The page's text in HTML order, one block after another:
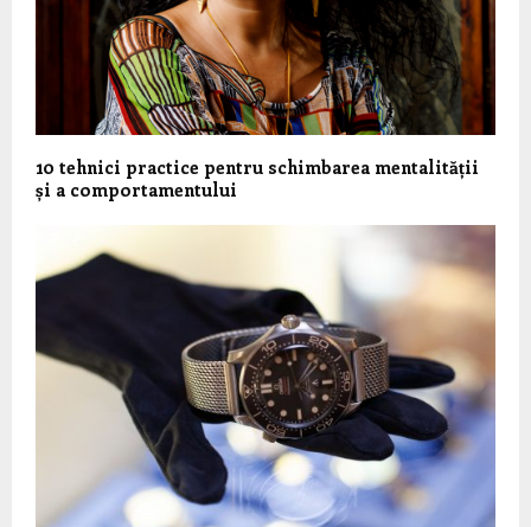
10 tehnici practice pentru schimbarea mentalității
și a comportamentului